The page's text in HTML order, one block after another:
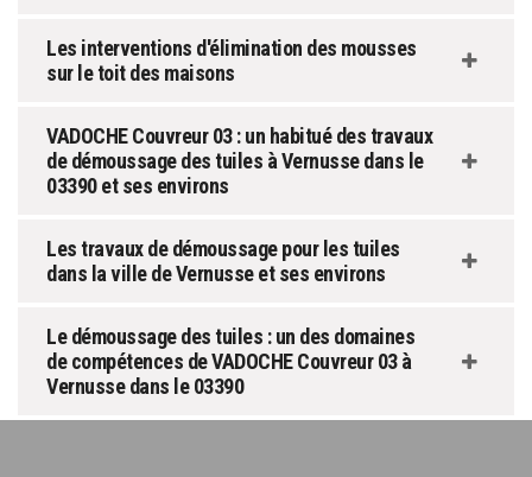
Les interventions d'élimination des mousses
sur le toit des maisons
VADOCHE Couvreur 03 : un habitué des travaux
de démoussage des tuiles à Vernusse dans le
03390 et ses environs
Les travaux de démoussage pour les tuiles
dans la ville de Vernusse et ses environs
Le démoussage des tuiles : un des domaines
de compétences de VADOCHE Couvreur 03 à
Vernusse dans le 03390